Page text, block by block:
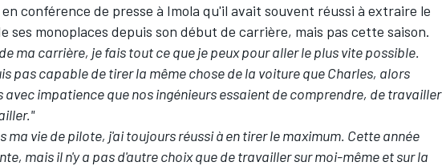
conférence de presse à Imola qu'il avait souvent réussi à extraire le
ses monoplaces depuis son début de carrière, mais pas cette saison.
ma carrière, je fais tout ce que je peux pour aller le plus vite possible.
pas capable de tirer la même chose de la voiture que Charles, alors
avec impatience que nos ingénieurs essaient de comprendre, de travailler
ma vie de pilote, j'ai toujours réussi à en tirer le maximum. Cette année
mais il n'y a pas d'autre choix que de travailler sur moi-même et sur la